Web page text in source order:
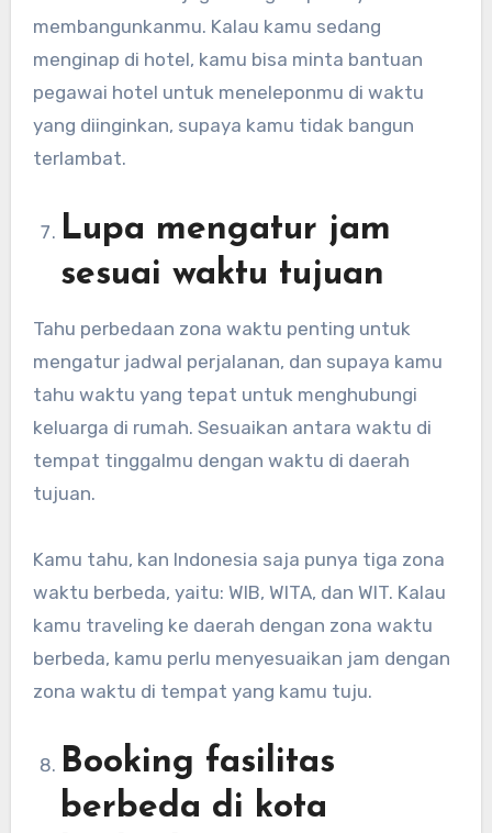
membangunkanmu. Kalau kamu sedang
menginap di hotel, kamu bisa minta bantuan
pegawai hotel untuk meneleponmu di waktu
yang diinginkan, supaya kamu tidak bangun
terlambat.
Lupa mengatur jam
sesuai waktu tujuan
Tahu perbedaan zona waktu penting untuk
mengatur jadwal perjalanan, dan supaya kamu
tahu waktu yang tepat untuk menghubungi
keluarga di rumah. Sesuaikan antara waktu di
tempat tinggalmu dengan waktu di daerah
tujuan.
Kamu tahu, kan Indonesia saja punya tiga zona
waktu berbeda, yaitu: WIB, WITA, dan WIT. Kalau
kamu traveling ke daerah dengan zona waktu
berbeda, kamu perlu menyesuaikan jam dengan
zona waktu di tempat yang kamu tuju.
Booking fasilitas
berbeda di kota